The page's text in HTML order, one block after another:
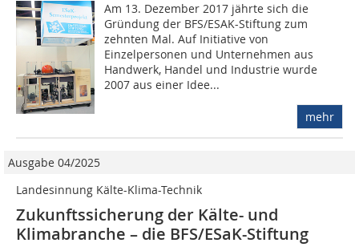
Am 13. Dezember 2017 jährte sich die
Gründung der BFS/ESAK-Stiftung zum
zehnten Mal. Auf Initiative von
Einzelpersonen und Unternehmen aus
Handwerk, Handel und Industrie wurde
2007 aus einer Idee...
mehr
Ausgabe 04/2025
Landesinnung Kälte-Klima-Technik
Zukunftssicherung der Kälte- und
Klimabranche – die BFS/ESaK-Stiftung